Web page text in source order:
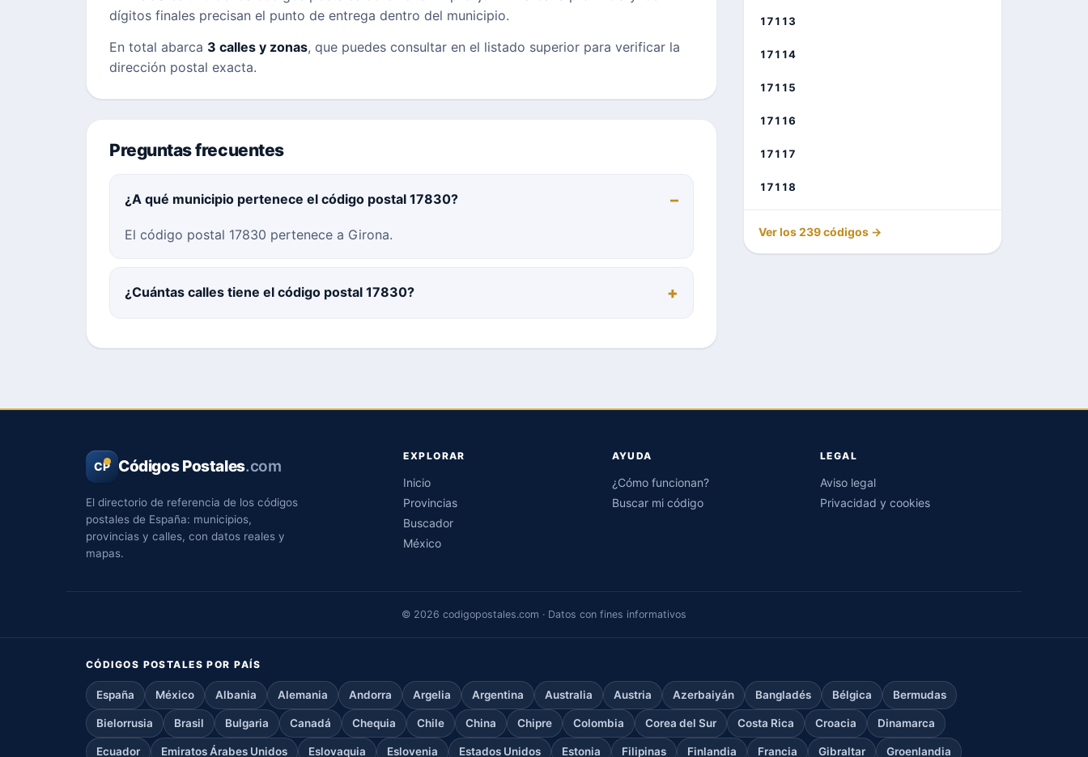
dígitos finales precisan el punto de entrega dentro del municipio.
En total abarca 3 calles y zonas, que puedes consultar en el listado superior para verificar la
dirección postal exacta.
Preguntas frecuentes
¿A qué municipio pertenece el código postal 17830?
El código postal 17830 pertenece a Girona.
¿Cuántas calles tiene el código postal 17830?
17113
17114
17115
17116
17117
17118
Ver los 239 códigos →
CP Códigos Postales.com
El directorio de referencia de los códigos
postales de España: municipios,
provincias y calles, con datos reales y
mapas.
EXPLORAR
Inicio
Provincias
Buscador
México
AYUDA
¿Cómo funcionan?
Buscar mi código
LEGAL
Aviso legal
Privacidad y cookies
© 2026 codigopostales.com · Datos con fines informativos
CÓDIGOS POSTALES POR PAÍS
España México Albania Alemania Andorra Argelia Argentina Australia Austria Azerbaiyán Bangladés Bélgica Bermudas
Bielorrusia Brasil Bulgaria Canadá Chequia Chile China Chipre Colombia Corea del Sur Costa Rica Croacia Dinamarca
Ecuador Emiratos Árabes Unidos Eslovaquia Eslovenia Estados Unidos Estonia Filipinas Finlandia Francia Gibraltar Groenlandia